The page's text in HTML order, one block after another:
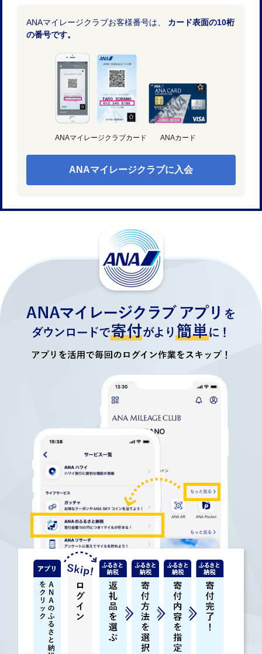
ANAマイレージクラブお客様番号は、 カード表面の10桁
の番号です。
ANAマイレージクラブカード ANAカード
ANAマイレージクラブに入会